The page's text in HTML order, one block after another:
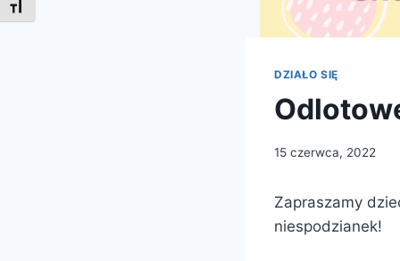
Toggle Font size
DZIAŁO SIĘ
15 czerwca, 2022
Zapraszamy
niespodzianek!